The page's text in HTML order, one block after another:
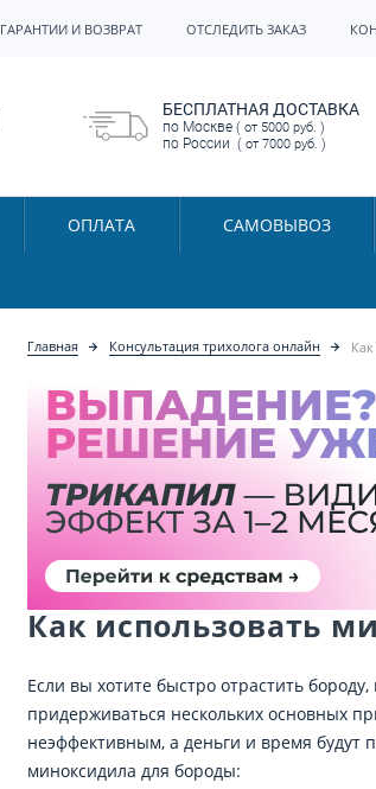
ГАРАНТИИ И ВОЗВРАТ ОТСЛЕДИТЬ ЗАКАЗ
БЕСПЛАТНАЯ ДОСТАВКА
по Москве ( от 5000 руб. )
по России ( от 7000 руб. )
ОПЛАТА САМОВЫВОЗ
Главная Консультация трихолога онлайн
Как использовать
Если вы хотите быстро отрастить
придерживаться нескольких основных
неэффективным, а деньги и время
миноксидила для бороды: